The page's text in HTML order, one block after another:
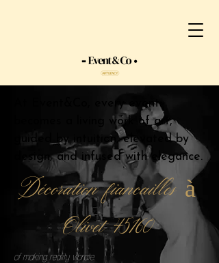
At Event&Co, every event
becomes a living work of art,
guided by intuition, elevated by
design, and infused with elegance.
Décoration fiancailles à
Olivet 45160
of making reality vibrate.